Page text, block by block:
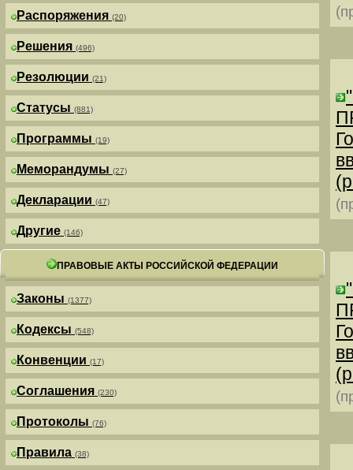
Распоряжения (20)
Решения (496)
Резолюции (21)
Статусы (881)
Программы (19)
Меморандумы (27)
Декларации (47)
Другие (146)
ПРАВОВЫЕ АКТЫ РОССИЙСКОЙ ФЕДЕРАЦИИ
Законы (1377)
Кодексы (548)
Конвенции (17)
Соглашения (230)
Протоколы (76)
Правила (38)